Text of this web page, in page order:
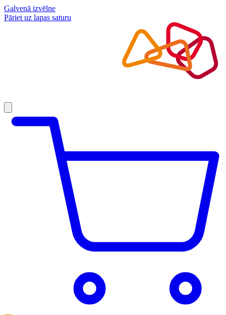
Galvenā izvēlne
Pāriet uz lapas saturu